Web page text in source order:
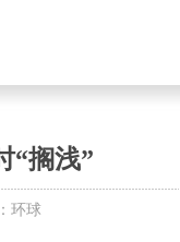
“搁浅”
环球